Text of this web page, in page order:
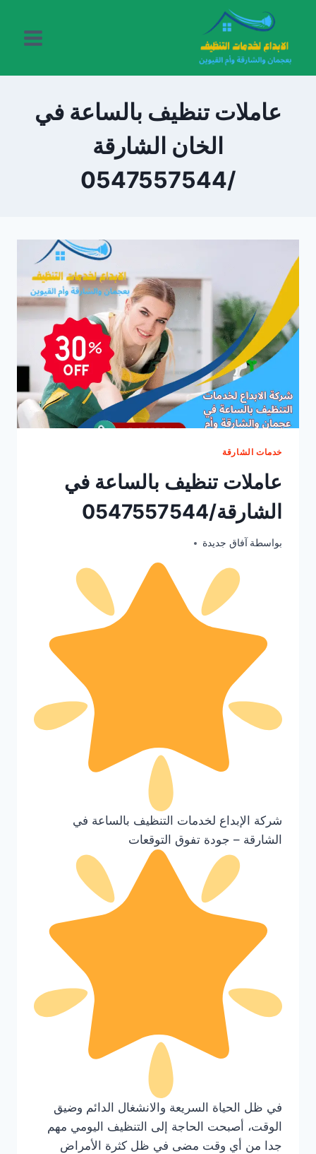
المحتوى
عاملات تنظيف بالساعة في
الخان الشارقة
/0547557544
خدمات الشارقة
عاملات تنظيف بالساعة في
الشارقة/0547557544
بواسطة آفاق جديدة أكتوبر 5, 2025
شركة الإبداع لخدمات التنظيف بالساعة في
الشارقة – جودة تفوق التوقعات
في ظل الحياة السريعة والانشغال الدائم وضيق
الوقت، أصبحت الحاجة إلى التنظيف اليومي مهم
جدا من أي وقت مضى في ظل كثرة الأمراض